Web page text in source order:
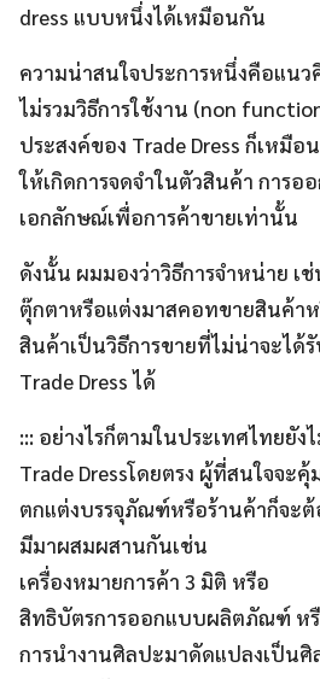
dress แบบหนึ่งได้เหมือนกัน
ความน่าสนใจประการหนึ่งคือแนว
ไม่รวมวิธีการใช้งาน (non
ประสงค์ของ Trade Dress ก็เหมื
ให้เกิดการจดจำในตัวสินค้า การ
เอกลักษณ์เพื่อการค้าขายเท่านั้น
ดังนั้น ผมมองว่าวิธีการจำหน่าย เ
ตุ๊กตาหรือแต่งมาสคอทขายสินค้า
สินค้าเป็นวิธีการขายที่ไม่น่าจะได้
Trade Dress ได้
::: อย่างไรก็ตามในประเทศไทยยั
Trade Dressโดยตรง ผู้ที่สนใจจะ
ตกแต่งบรรจุภัณฑ์หรือร้านค้าก็จะ
มีมาผสมผสานกันเช่น
เครื่องหมายการค้า 3 มิติ หรือ
สิทธิบัตรการออกแบบผลิตภัณฑ์ ห
การนำงานศิลปะมาดัดแปลงเป็น